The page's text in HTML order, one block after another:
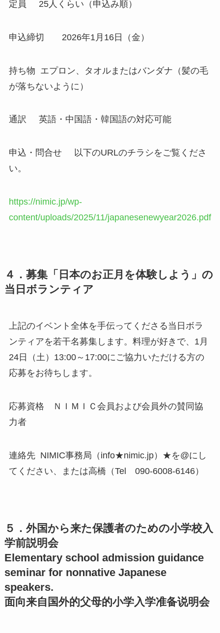
定員 25人くらい（申込み順）
申込締切 2026年1月16日（金）
持ち物 エプロン、タオルまたはバンダナ（髪の毛
が落ちないように）
通訳 英語・中国語・韓国語の対応可能
申込・問合せ 以下のURLのチラシをご覧くださ
い。
https://nimic.jp/wp-
content/uploads/2025/11/japanesenewyear2026.pdf
４．募集「日本のお正月を体験しよう」の
当日ボランティア
上記のイベント全体を手伝ってくださる当日ボラ
ンティアを若干名募集します。料理が好きで、1月
24日（土）13:00～17:00にご協力いただける方の
応募をお待ちします。
応募資格 ＮＩＭＩＣ会員および会員外の賛同協
力者
連絡先 NIMIC事務局（info★nimic.jp）★を@にし
てください、または高橋（Tel 090-6008-6146）
５．外国から来た保護者のための小学校入
学前説明会
Elementary school admission guidance
seminar for nonnative Japanese
speakers.
面向来自国外的父母的小学入学准备说明会